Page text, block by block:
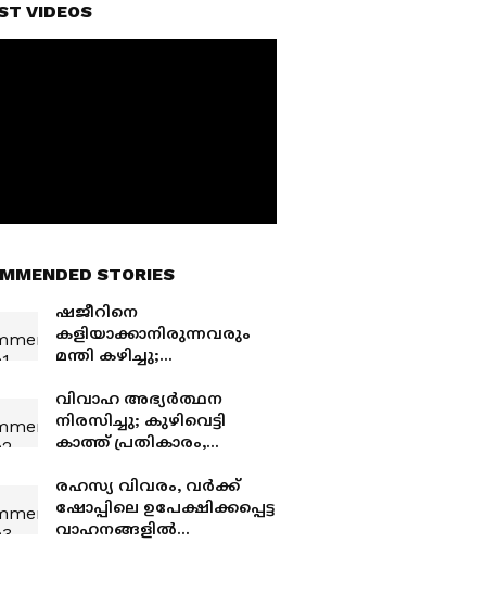
VIDEOS
STORIES
ഷജീറിനെ
കളിയാക്കാനിരുന്നവരും
മന്തി കഴിച്ചു;
വിജയത്തില്‍ ടൗണിലാകെ
മന്തി വിതരണം ചെയ്ത്
ആരാധകന്‍
വിവാഹ അഭ്യർത്ഥന
നിരസിച്ചു; കുഴിവെട്ടി
കാത്ത് പ്രതികാരം,
അച്ഛനെയും
സഹോദരനെയും
ബന്ദിയാക്കി മർദ്ദിച്ചു,
രഹസ്യ വിവരം, വർക്ക്
ഷോപ്പിലെ ഉപേക്ഷിക്കപ്പെട്ട
വാഹനങ്ങളിൽ